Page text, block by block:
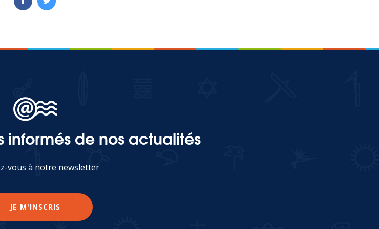
informés de nos actualités
vous à notre newsletter
JE M'INSCRIS